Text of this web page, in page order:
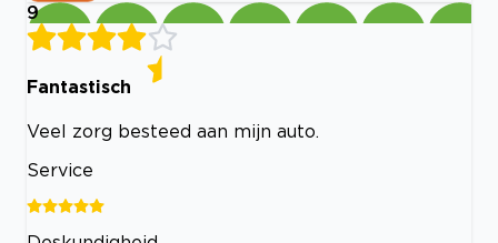
9
Fantastisch
Veel zorg besteed aan mijn auto.
Service